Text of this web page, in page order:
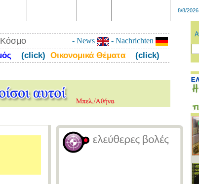
8/8/2026
Κόσμο - News - Nachrichten
(click) Οικονομικά Θέματα (click)